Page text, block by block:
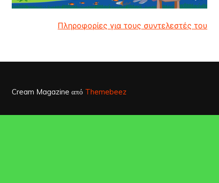
Πληροφορίες για τους συντελεστές του
Cream Magazine από Themebeez